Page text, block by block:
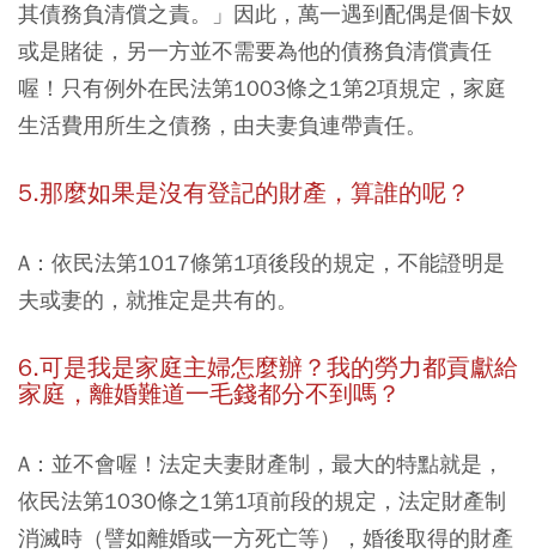
其債務負清償之責。」因此，萬一遇到配偶是個卡奴
或是賭徒，另一方並不需要為他的債務負清償責任
喔！只有例外在民法第1003條之1第2項規定，家庭
生活費用所生之債務，由夫妻負連帶責任。
5.那麼如果是沒有登記的財產，算誰的呢？
A：依民法第1017條第1項後段的規定，不能證明是
夫或妻的，就推定是共有的。
6.可是我是家庭主婦怎麼辦？我的勞力都貢獻給
家庭，離婚難道一毛錢都分不到嗎？
A：並不會喔！法定夫妻財產制，最大的特點就是，
依民法第1030條之1第1項前段的規定，法定財產制
消滅時（譬如離婚或一方死亡等），婚後取得的財產